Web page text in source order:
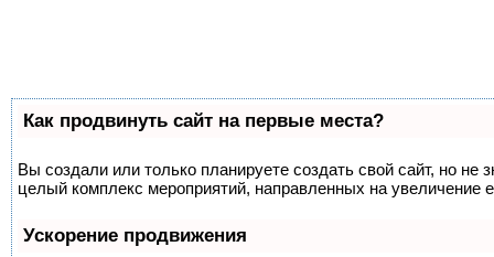
Как продвинуть сайт на первые места?
Вы создали или только планируете создать свой сайт, но не
целый комплекс мероприятий, направленных на увеличение
Ускорение продвижения